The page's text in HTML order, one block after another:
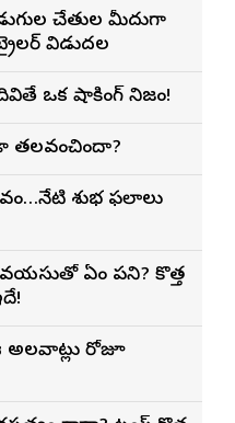
చేతుల మీదుగా
ట్రైలర్ విడుదల
ఒక షాకింగ్ నిజం!
తలవంచిందా?
శుభ ఫలాలు
వయసుతో ఏం పని? కొత్త
రోజూ